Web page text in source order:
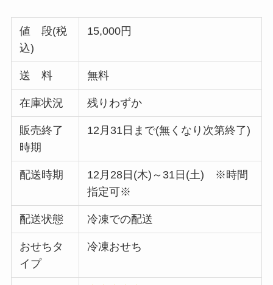
値 段(税
込)
15,000円
送 料 無料
在庫状況 残りわずか
販売終了
時期
12月31日まで(無くなり次第終了)
配送時期
12月28日(木)～31日(土) ※時間
指定可※
配送状態 冷凍での配送
おせちタ
イプ
冷凍おせち